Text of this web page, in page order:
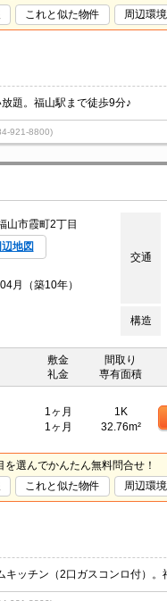
これと似た物件 周辺環境
題。福山駅まで徒歩9分♪
921-8800)
山市霞町2丁目
辺地図
交通
月（築10年）
構造
敷金
礼金
間取り
専有面積
1ヶ月
1ヶ月
1K
32.76m²
選んでかんたん無料問合せ！
これと似た物件 周辺環境